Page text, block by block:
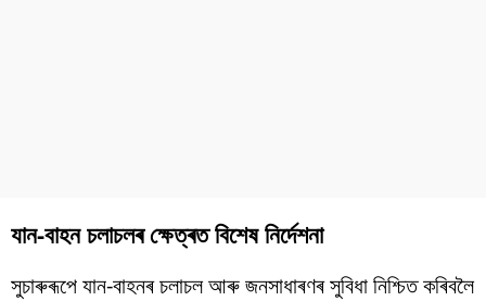
যান-বাহন চলাচলৰ ক্ষেত্ৰত বিশেষ নিৰ্দেশনা
সুচাৰুৰূপে যান-বাহনৰ চলাচল আৰু জনসাধাৰণৰ সুবিধা নিশ্চিত কৰিবলৈ